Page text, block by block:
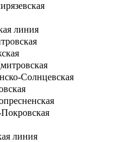
линия
Солнцевская
линия